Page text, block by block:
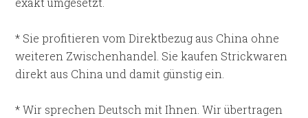
* Sie profitieren vom Direktbezug aus China ohne
weiteren Zwischenhandel. Sie kaufen Strickwaren
direkt aus China und damit günstig ein.
* Wir sprechen Deutsch mit Ihnen. Wir übertragen